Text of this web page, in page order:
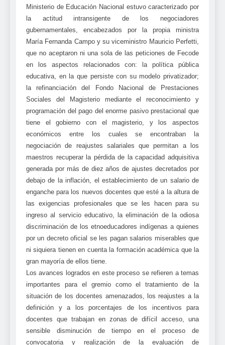
Ministerio de Educación Nacional estuvo caracterizado por
la actitud intransigente de los negociadores
gubernamentales, encabezados por la propia ministra
María Fernanda Campo y su viceministro Mauricio Perfetti,
que no aceptaron ni una sola de las peticiones de Fecode
en los aspectos relacionados con: la política pública
educativa, en la que persiste con su modelo privatizador;
la refinanciación del Fondo Nacional de Prestaciones
Sociales del Magisterio mediante el reconocimiento y
programación del pago del enorme pasivo prestacional que
tiene el gobierno con el magisterio, y los aspectos
económicos entre los cuales se encontraban la
negociación de reajustes salariales que permitan a los
maestros recuperar la pérdida de la capacidad adquisitiva
generada por más de diez años de ajustes decretados por
debajo de la inflación, el establecimiento de un salario de
enganche para los nuevos docentes que esté a la altura de
las exigencias profesionales que se les hacen para su
ingreso al servicio educativo, la eliminación de la odiosa
discriminación de los etnoeducadores indígenas a quienes
por un decreto oficial se les pagan salarios miserables que
ni siquiera tienen en cuenta la formación académica que la
gran mayoría de ellos tiene.
Los avances logrados en este proceso se refieren a temas
importantes para el gremio como el tratamiento de la
situación de los docentes amenazados, los reajustes a la
definición y a los porcentajes de los incentivos para
docentes que trabajan en zonas de difícil acceso, una
sensible disminución de tiempo en el proceso de
convocatoria y realización de la evaluación de